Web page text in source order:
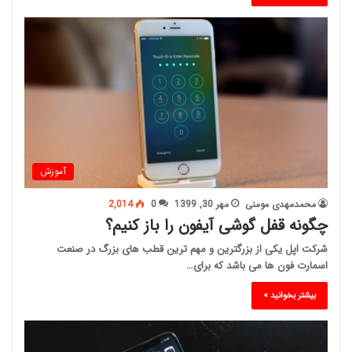
آموزش
محمدمهدی مومنی مهر 30, 1399 0
2,014
چگونه قفل گوشی آیفون را باز کنیم؟
شرکت اپل یکی از بزرگترین و مهم ترین قطب های بزرگ در صنعت
اسمارت فون ها می باشد که برای…
بیشتر بخوانید »